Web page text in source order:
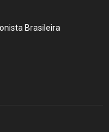
Brasileira